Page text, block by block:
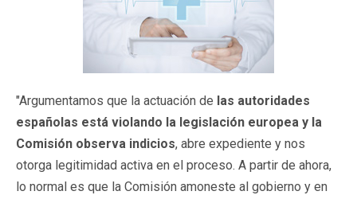
"Argumentamos que la actuación de las autoridades
españolas está violando la legislación europea y la
Comisión observa indicios, abre expediente y nos
otorga legitimidad activa en el proceso. A partir de ahora,
lo normal es que la Comisión amoneste al gobierno y en